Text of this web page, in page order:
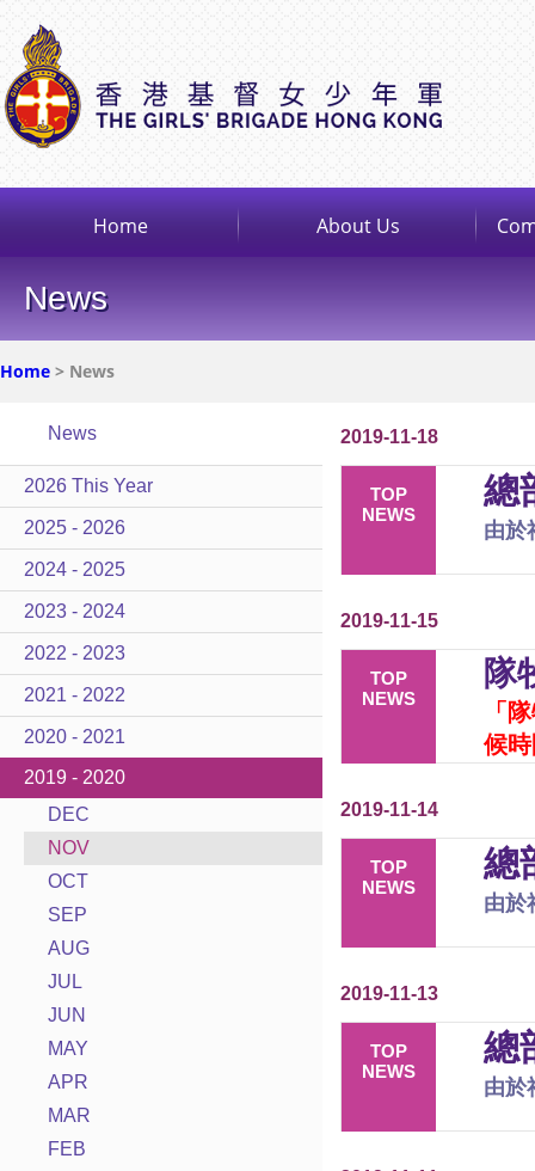
Home About Us
News
Home > News
News
2026 This Year
2025 - 2026
2024 - 2025
2023 - 2024
2022 - 2023
2021 - 2022
2020 - 2021
2019 - 2020
DEC
NOV
OCT
SEP
AUG
JUL
JUN
MAY
APR
MAR
FEB
2019-11-18
TOP
NEWS
總
由於
2019-11-15
TOP
NEWS
隊
「
候
2019-11-14
TOP
NEWS
總
由於
2019-11-13
TOP
NEWS
總
由於